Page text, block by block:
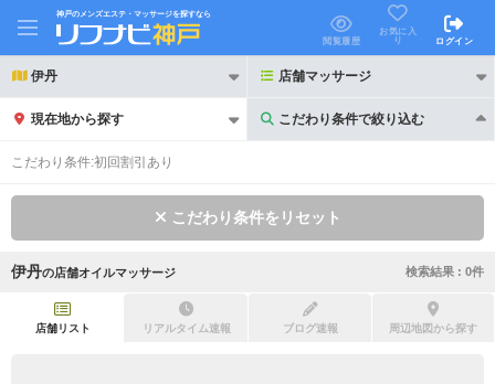
神戸のメンズエステ・マッサージを探すなら
閲覧履歴
お気に入
り
ログイン
伊丹 店舗マッサージ
現在地から探す こだわり条件で絞り込む
こだわり条件で絞り込む
初回割引あり リピーター割引あり
こだわり条件:初回割引あり
こだわり条件をリセット
伊丹の店舗オイルマッサージ 検索結果 : 0件
店舗リスト リアルタイム速報 ブログ速報 周辺地図から探す